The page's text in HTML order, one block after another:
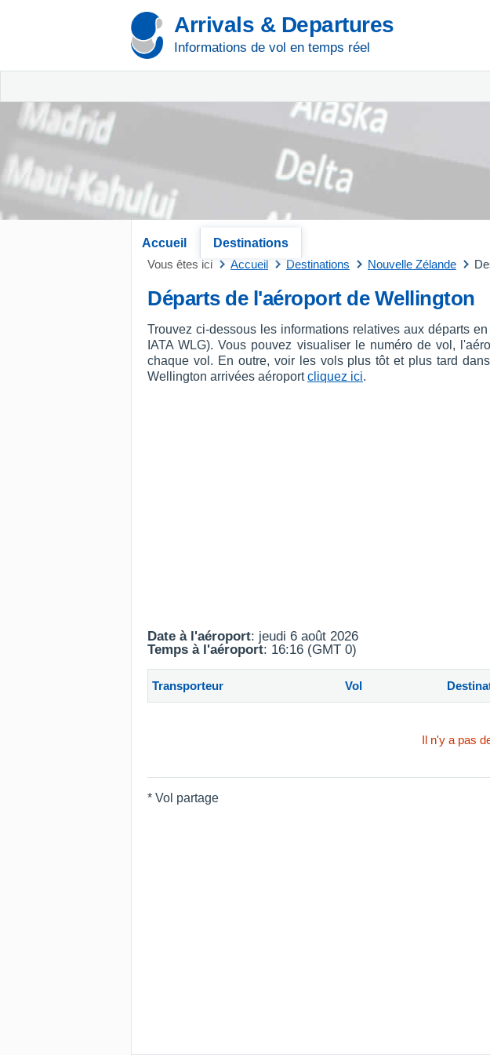
Arrivals & Departures
Informations de vol en temps réel
Accueil
Destinations
Vous êtes ici
Accueil Destinations Nouvelle Zélande
Départs de l'aéroport de Wellington
Trouvez ci-dessous les informations relatives aux départs
IATA WLG). Vous pouvez visualiser le numéro de vol,
chaque vol. En outre, voir les vols plus tôt et plus tard
Wellington arrivées aéroportcliquez ici.
Date à l'aéroport: jeudi 6 août 2026
Temps à l'aéroport: 16:16 (GMT 0)
Transporteur Vol
Il n'y a pas
* Vol partage